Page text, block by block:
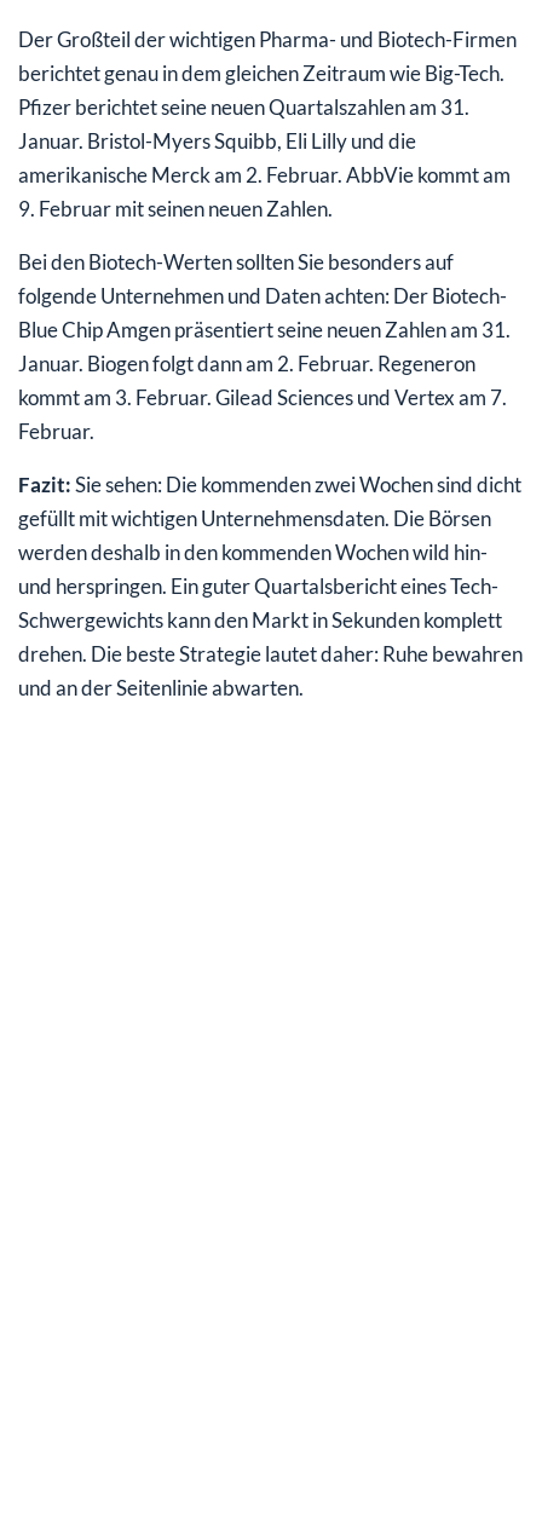
Der Großteil der wichtigen Pharma- und Biotech-Firmen
berichtet genau in dem gleichen Zeitraum wie Big-Tech.
Pfizer berichtet seine neuen Quartalszahlen am 31.
Januar. Bristol-Myers Squibb, Eli Lilly und die
amerikanische Merck am 2. Februar. AbbVie kommt am
9. Februar mit seinen neuen Zahlen.
Bei den Biotech-Werten sollten Sie besonders auf
folgende Unternehmen und Daten achten: Der Biotech-
Blue Chip Amgen präsentiert seine neuen Zahlen am 31.
Januar. Biogen folgt dann am 2. Februar. Regeneron
kommt am 3. Februar. Gilead Sciences und Vertex am 7.
Februar.
Fazit:Sie sehen: Die kommenden zwei Wochen sind dicht
gefüllt mit wichtigen Unternehmensdaten. Die Börsen
werden deshalb in den kommenden Wochen wild hin-
und herspringen. Ein guter Quartalsbericht eines Tech-
Schwergewichts kann den Markt in Sekunden komplett
drehen. Die beste Strategie lautet daher: Ruhe bewahren
und an der Seitenlinie abwarten.